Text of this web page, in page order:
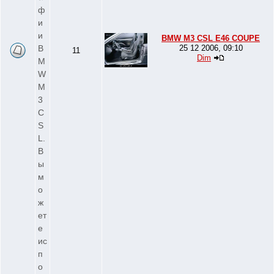
ф
и
и
B
M
W
M
3
C
S
L.
В
ы
м
о
ж
ет
е
ис
п
о
11
BMW M3 CSL E46 COUPE
25 12 2006, 09:10
Dim